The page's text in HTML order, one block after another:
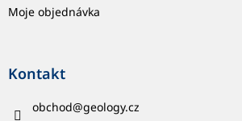
Moje objednávka
Kontakt
obchod@geology.cz